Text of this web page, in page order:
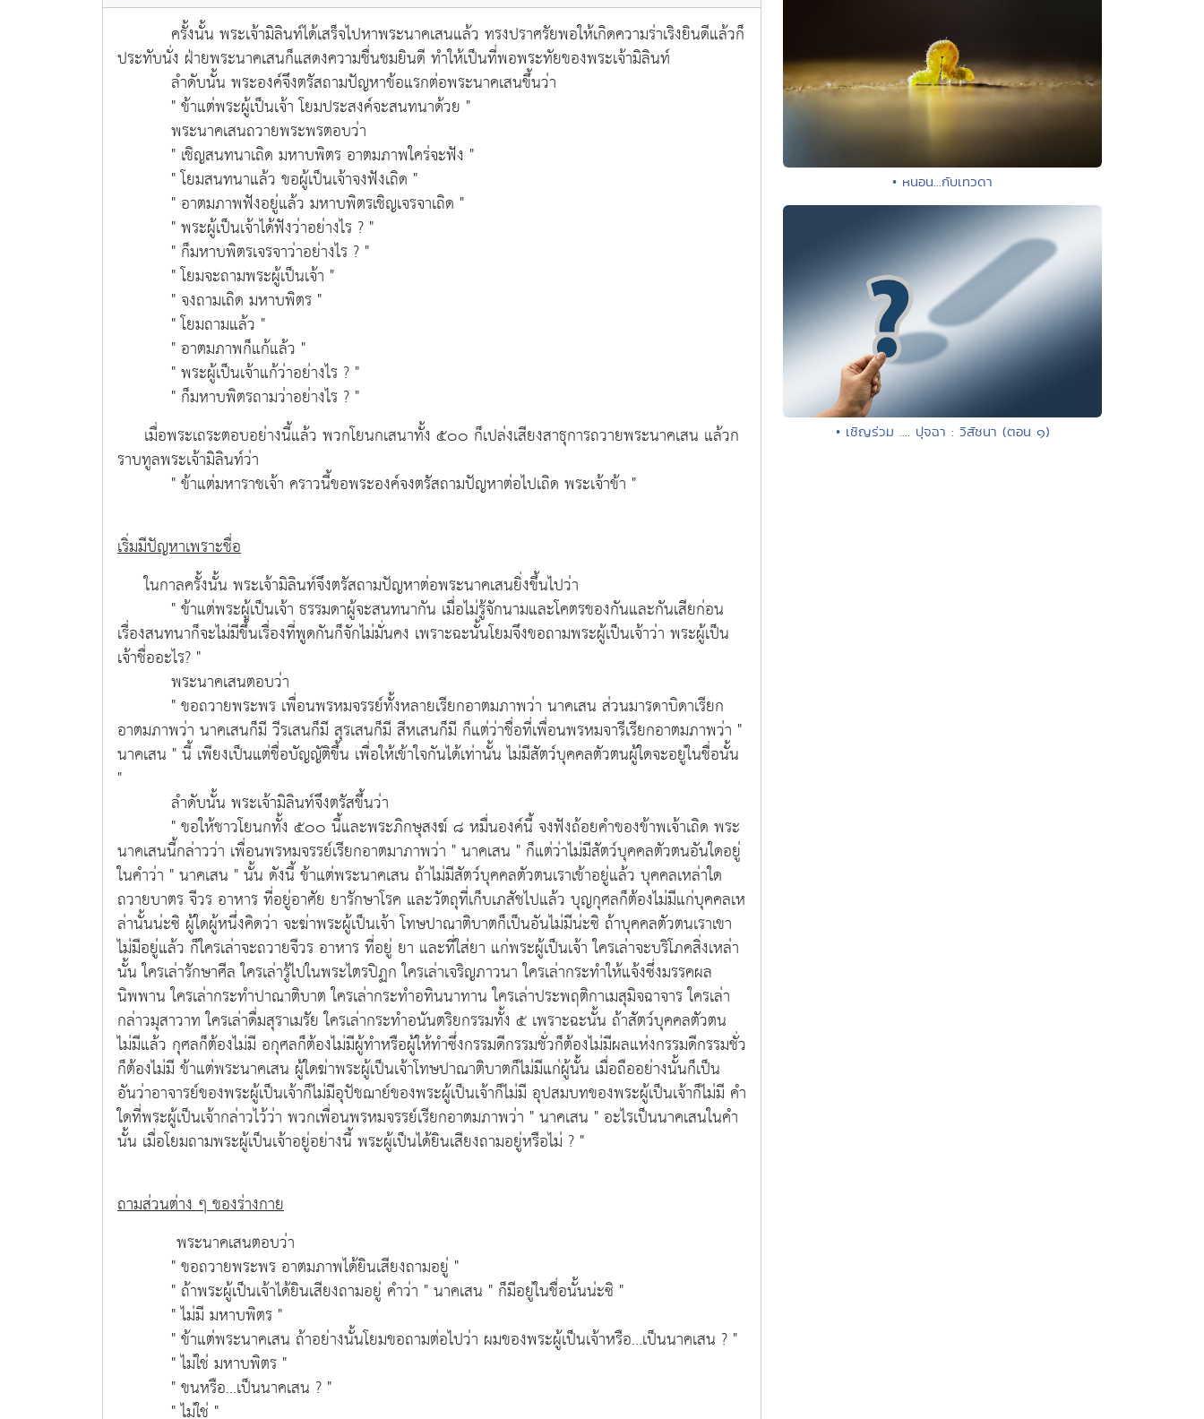
ครั้งนั้น พระเจ้ามิลินท์ได้เสร็จไปหาพระนาคเสนแล้ว ทรงปราศรัยพอให้เกิดความร่าเริงยินดีแล้วก็
ประทับนั่ง ฝ่ายพระนาคเสนก็แสดงความชื่นชมยินดี ทำให้เป็นที่พอพระทัยของพระเจ้ามิลินท์
ลำดับนั้น พระองค์จึงตรัสถามปัญหาข้อแรกต่อพระนาคเสนขึ้นว่า
" ข้าแต่พระผู้เป็นเจ้า โยมประสงค์จะสนทนาด้วย "
พระนาคเสนถวายพระพรตอบว่า
" เชิญสนทนาเถิด มหาบพิตร อาตมภาพใคร่จะฟัง "
" โยมสนทนาแล้ว ขอผู้เป็นเจ้าจงฟังเถิด "
" อาตมภาพฟังอยู่แล้ว มหาบพิตรเชิญเจรจาเถิด "
" พระผู้เป็นเจ้าได้ฟังว่าอย่างไร ? "
" ก็มหาบพิตรเจรจาว่าอย่างไร ? "
" โยมจะถามพระผู้เป็นเจ้า "
" จงถามเถิด มหาบพิตร "
" โยมถามแล้ว "
" อาตมภาพก็แก้แล้ว "
" พระผู้เป็นเจ้าแก้ว่าอย่างไร ? "
" ก็มหาบพิตรถามว่าอย่างไร ? "
เมื่อพระเถระตอบอย่างนี้แล้ว พวกโยนกเสนาทั้ง ๕๐๐ ก็เปล่งเสียงสาธุการถวายพระนาคเสน แล้วก
ราบทูลพระเจ้ามิลินท์ว่า
" ข้าแต่มหาราชเจ้า คราวนี้ขอพระองค์จงตรัสถามปัญหาต่อไปเถิด พระเจ้าข้า "
เริ่มมีปัญหาเพราะชื่อ
ในกาลครั้งนั้น พระเจ้ามิลินท์จึงตรัสถามปัญหาต่อพระนาคเสนยิ่งขึ้นไปว่า
" ข้าแต่พระผู้เป็นเจ้า ธรรมดาผู้จะสนทนากัน เมื่อไม่รู้จักนามและโคตรของกันและกันเสียก่อน
เรื่องสนทนาก็จะไม่มีขึ้นเรื่องที่พูดกันก็จักไม่มั่นคง เพราะฉะนั้นโยมจึงขอถามพระผู้เป็นเจ้าว่า พระผู้เป็น
เจ้าชื่ออะไร? "
พระนาคเสนตอบว่า
" ขอถวายพระพร เพื่อนพรหมจรรย์ทั้งหลายเรียกอาตมภาพว่า นาคเสน ส่วนมารดาบิดาเรียก
อาตมภาพว่า นาคเสนก็มี วีรเสนก็มี สุรเสนก็มี สีหเสนก็มี ก็แต่ว่าชื่อที่เพื่อนพรหมจารีเรียกอาตมภาพว่า "
นาคเสน " นี้ เพียงเป็นแต่ชื่อบัญญัติขึ้น เพื่อให้เข้าใจกันได้เท่านั้น ไม่มีสัตว์บุคคลตัวตนผู้ใดจะอยู่ในชื่อนั้น
"
ลำดับนั้น พระเจ้ามิลินท์จึงตรัสขึ้นว่า
" ขอให้ชาวโยนกทั้ง ๕๐๐ นี้และพระภิกษุสงฆ์ ๘ หมื่นองค์นี้ จงฟังถ้อยคำของข้าพเจ้าเถิด พระ
นาคเสนนี้กล่าวว่า เพื่อนพรหมจรรย์เรียกอาตมาภาพว่า " นาคเสน " ก็แต่ว่าไม่มีสัตว์บุคคลตัวตนอันใดอยู่
ในคำว่า " นาคเสน " นั้น ดังนี้ ข้าแต่พระนาคเสน ถ้าไม่มีสัตว์บุคคลตัวตนเราเข้าอยู่แล้ว บุคคลเหล่าใด
ถวายบาตร จีวร อาหาร ที่อยู่อาศัย ยารักษาโรค และวัตถุที่เก็บเภสัชไปแล้ว บุญกุศลก็ต้องไม่มีแก่บุคคลเห
ล่านั้นน่ะซิ ผู้ใดผู้หนึ่งคิดว่า จะฆ่าพระผู้เป็นเจ้า โทษปาณาติบาตก็เป็นอันไม่มีน่ะซิ ถ้าบุคคลตัวตนเราเขา
ไม่มีอยู่แล้ว ก็ใครเล่าจะถวายจีวร อาหาร ที่อยู่ ยา และที่ใส่ยา แก่พระผู้เป็นเจ้า ใครเล่าจะบริโภคสิ่งเหล่า
นั้น ใครเล่ารักษาศีล ใครเล่ารู้ไปในพระไตรปิฏก ใครเล่าเจริญภาวนา ใครเล่ากระทำให้แจ้งซึ่งมรรคผล
นิพพาน ใครเล่ากระทำปาณาติบาต ใครเล่ากระทำอทินนาทาน ใครเล่าประพฤติกาเมสุมิจฉาจาร ใครเล่า
กล่าวมุสาวาท ใครเล่าดื่มสุราเมรัย ใครเล่ากระทำอนันตริยกรรมทั้ง ๕ เพราะฉะนั้น ถ้าสัตว์บุคคลตัวตน
ไม่มีแล้ว กุศลก็ต้องไม่มี อกุศลก็ต้องไม่มีผู้ทำหรือผู้ให้ทำซึ่งกรรมดีกรรมชั่วก็ต้องไม่มีผลแห่งกรรมดีกรรมชั่ว
ก็ต้องไม่มี ข้าแต่พระนาคเสน ผู้ใดฆ่าพระผู้เป็นเจ้าโทษปาณาติบาตก็ไม่มีแก่ผู้นั้น เมื่อถืออย่างนั้นก็เป็น
อันว่าอาจารย์ของพระผู้เป็นเจ้าก็ไม่มีอุปัชฌาย์ของพระผู้เป็นเจ้าก็ไม่มี อุปสมบทของพระผู้เป็นเจ้าก็ไม่มี คำ
ใดที่พระผู้เป็นเจ้ากล่าวไว้ว่า พวกเพื่อนพรหมจรรย์เรียกอาตมภาพว่า " นาคเสน " อะไรเป็นนาคเสนในคำ
นั้น เมื่อโยมถามพระผู้เป็นเจ้าอยู่อย่างนี้ พระผู้เป็นได้ยินเสียงถามอยู่หรือไม่ ? "
ถามส่วนต่าง ๆ ของร่างกาย
พระนาคเสนตอบว่า
" ขอถวายพระพร อาตมภาพได้ยินเสียงถามอยู่ "
" ถ้าพระผู้เป็นเจ้าได้ยินเสียงถามอยู่ คำว่า " นาคเสน " ก็มีอยู่ในชื่อนั้นน่ะซิ "
" ไม่มี มหาบพิตร "
" ข้าแต่พระนาคเสน ถ้าอย่างนั้นโยมขอถามต่อไปว่า ผมของพระผู้เป็นเจ้าหรือ…เป็นนาคเสน ? "
" ไม่ใช่ มหาบพิตร "
" ขนหรือ…เป็นนาคเสน ? "
" ไม่ใช่ "
• หนอน...กับเทวดา
• เชิญร่วม .... ปุจฉา : วิสัชนา (ตอน ๑)